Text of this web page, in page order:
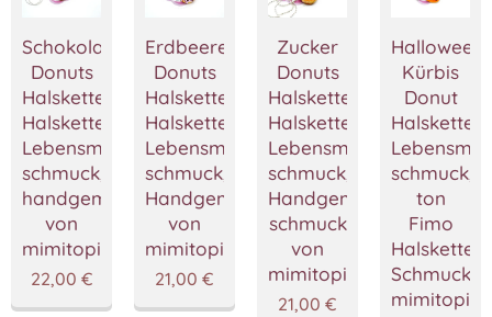
Schokoladen
Donuts
Halskette,Krapfe
Halskette,Miniatur
Lebensmittel
schmuck,Fimo
handgemacht
von
mimitopia
22,00 €
Erdbeere
Donuts
Halskette,Krapfe
Halskette,Miniatur
Lebensmittel
schmuck,Fimo
Handgemacht
von
mimitopia
21,00 €
Zucker
Donuts
Halskette,Krapfe
Halskette,Miniatur
Lebensmittel
schmuck,Fimo
Handgemacht
schmuck
von
mimitopia
21,00 €
Halloween
Kürbis
Donut
ton
Fimo
mimitopia